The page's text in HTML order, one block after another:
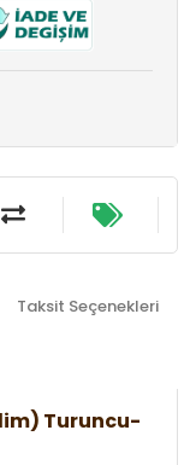
Taksit Seçenekleri
Turuncu-